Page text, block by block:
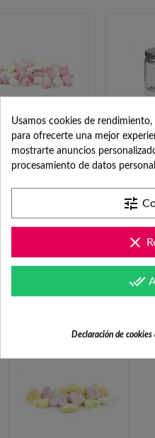
Nubes de
500gr
Bote
Rosca
TAMBIÉN
Usamos cookies de
para ofrecerte una mejor
mostrarte anuncios
procesamiento de datos
tune
clear
done_all
Declaración de